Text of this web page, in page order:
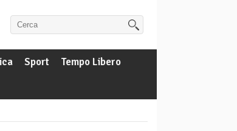
Sport
Tempo Libero